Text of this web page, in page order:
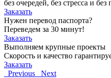
без очередей, без стресса и
Заказать
Нужен перевод паспорта?
Переведем за 30 минут!
Заказать
Выполняем крупные проекты
Скорость и качество
Заказать
Previous
Next